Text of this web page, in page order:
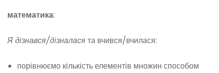
математика:
Я дізнався/дізналася та вчився/вчилася:
порівнюємо кількість елементів множин способом